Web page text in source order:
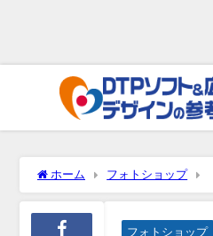
ホーム フォトショップ
フォトショップ